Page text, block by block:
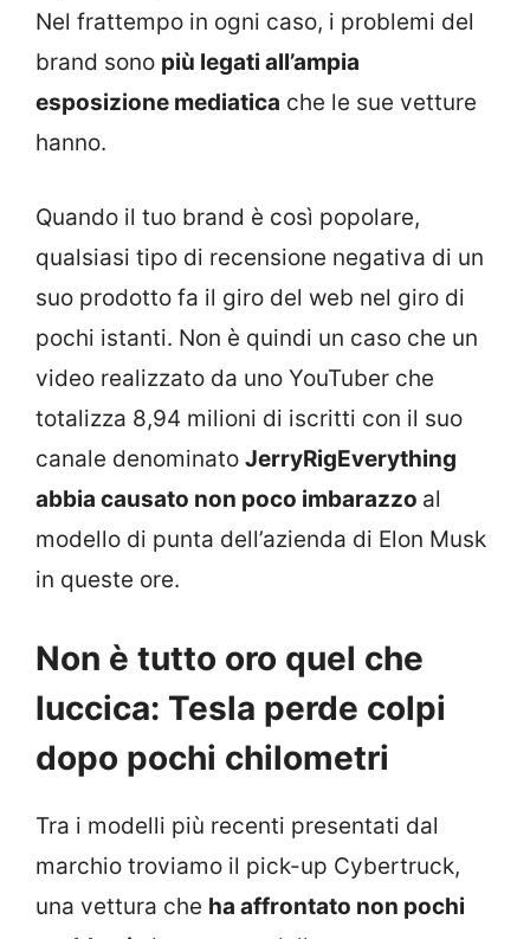
Nel frattempo in ogni caso, i problemi del
brand sono più legati all’ampia
esposizione mediatica che le sue vetture
hanno.
Quando il tuo brand è così popolare,
qualsiasi tipo di recensione negativa di un
suo prodotto fa il giro del web nel giro di
pochi istanti. Non è quindi un caso che un
video realizzato da uno YouTuber che
totalizza 8,94 milioni di iscritti con il suo
canale denominato JerryRigEverything
abbia causato non poco imbarazzo al
modello di punta dell’azienda di Elon Musk
in queste ore.
Non è tutto oro quel che
luccica: Tesla perde colpi
dopo pochi chilometri
Tra i modelli più recenti presentati dal
marchio troviamo il pick-up Cybertruck,
una vettura che ha affrontato non pochi